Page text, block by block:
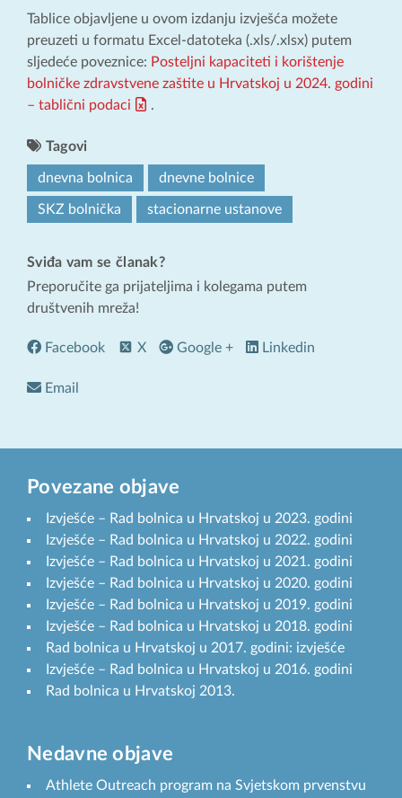
Tablice objavljene u ovom izdanju izvješća možete
preuzeti u formatu Excel-datoteka (.xls/.xlsx) putem
sljedeće poveznice: Posteljni kapaciteti i korištenje
bolničke zdravstvene zaštite u Hrvatskoj u 2024. godini
– tablični podaci
.
Tagovi
dnevna bolnica dnevne bolnice
SKZ bolnička stacionarne ustanove
Sviđa vam se članak?
Preporučite ga prijateljima i kolegama putem
društvenih mreža!
Facebook X Google + Linkedin
Email
Povezane objave
Izvješće – Rad bolnica u Hrvatskoj u 2023. godini
Izvješće – Rad bolnica u Hrvatskoj u 2022. godini
Izvješće – Rad bolnica u Hrvatskoj u 2021. godini
Izvješće – Rad bolnica u Hrvatskoj u 2020. godini
Izvješće – Rad bolnica u Hrvatskoj u 2019. godini
Izvješće – Rad bolnica u Hrvatskoj u 2018. godini
Rad bolnica u Hrvatskoj u 2017. godini: izvješće
Izvješće – Rad bolnica u Hrvatskoj u 2016. godini
Rad bolnica u Hrvatskoj 2013.
Nedavne objave
Athlete Outreach program na Svjetskom prvenstvu